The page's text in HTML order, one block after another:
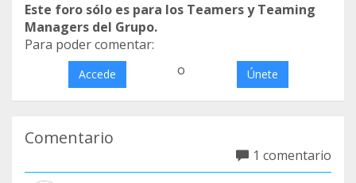
Este foro sólo es para los Teamers y Teaming
Managers del Grupo.
Para poder comentar:
Accede o Únete
Comentario
1 comentario